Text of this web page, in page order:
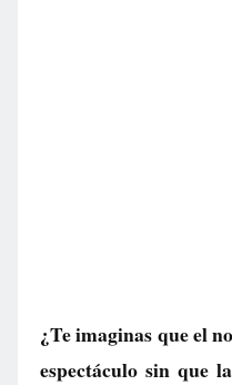
¿Te imaginas que el
espectáculo sin que